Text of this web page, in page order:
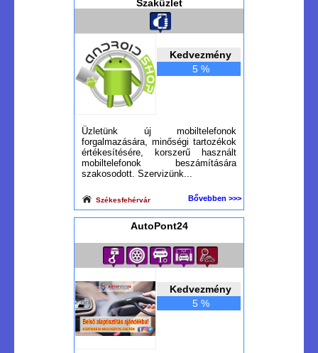
Szaküzlet
Kedvezmény
5 %
Üzletünk új mobiltelefonok
forgalmazására, minőségi tartozékok
értékesítésére, korszerű használt
mobiltelefonok beszámítására
szakosodott. Szervizünk...
Székesfehérvár Bővebben >>>
AutoPont24
Kedvezmény
5 %